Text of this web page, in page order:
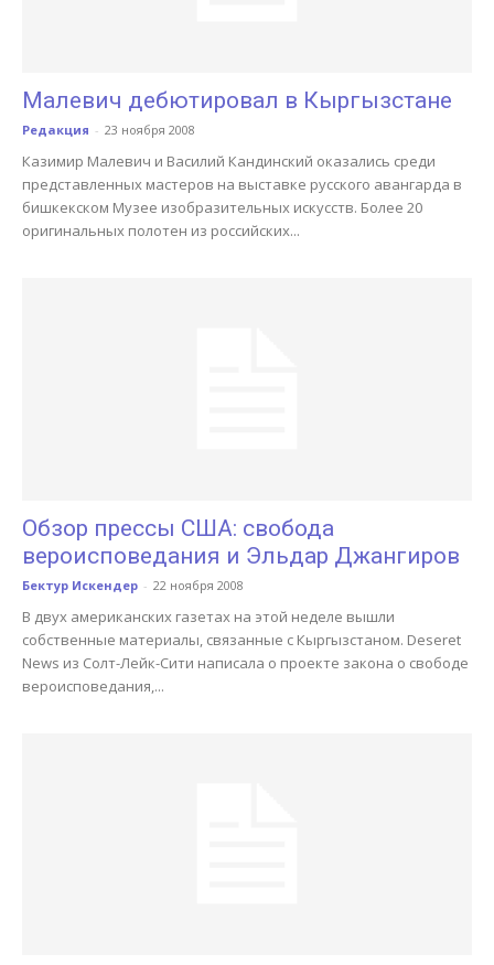
Малевич дебютировал в Кыргызстане
Редакция - 23 ноября 2008
Казимир Малевич и Василий Кандинский оказались среди
представленных мастеров на выставке русского авангарда в
бишкекском Музее изобразительных искусств. Более 20
оригинальных полотен из российских...
Обзор прессы США: свобода
вероисповедания и Эльдар Джангиров
Бектур Искендер - 22 ноября 2008
В двух американских газетах на этой неделе вышли
собственные материалы, связанные с Кыргызстаном. Deseret
News из Солт-Лейк-Сити написала о проекте закона о свободе
вероисповедания,...